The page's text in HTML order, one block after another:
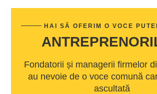
HAI SĂ OFERIM O VOCE
Fondatorii și managerii firmelor
au nevoie de o voce comună
ascultată